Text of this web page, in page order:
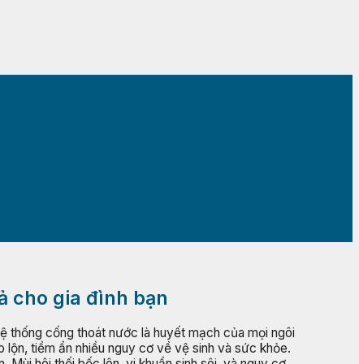
cho gia đình bạn
thống cống thoát nước là huyết mạch của mọi ngôi
lộn, tiềm ẩn nhiều nguy cơ về vệ sinh và sức khỏe.